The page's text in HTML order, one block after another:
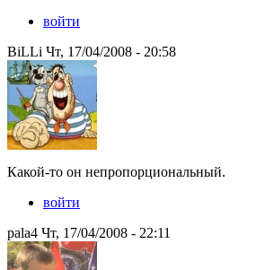
войти
BiLLi Чт, 17/04/2008 - 20:58
Какой-то он непропорциональный.
войти
pala4 Чт, 17/04/2008 - 22:11